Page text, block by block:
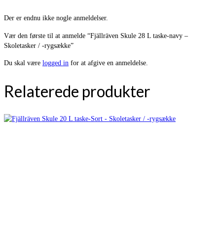
Der er endnu ikke nogle anmeldelser.
Vær den første til at anmelde “Fjällräven Skule 28 L taske-navy –
Skoletasker / -rygsække”
Du skal være logged in for at afgive en anmeldelse.
Relaterede produkter